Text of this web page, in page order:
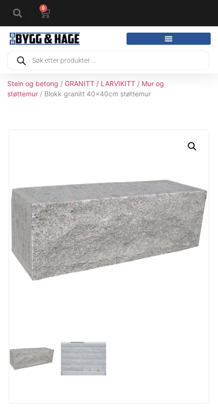
0
Stein og betong / GRANITT / LARVIKITT / Mur og
støttemur / Blokk granitt 40x40cm støttemur